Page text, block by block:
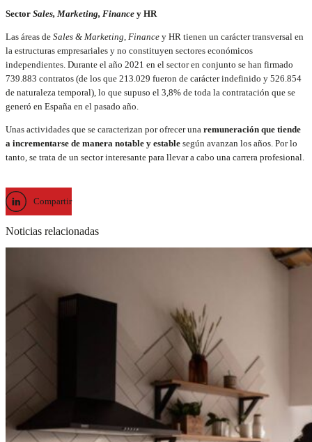
Sector Sales, Marketing, Finance y HR
Las áreas de Sales & Marketing Finance y HR tienen un carácter transversal en
la estructuras empresariales y no constituyen sectores económicos
independientes. Durante el año 2021 en el sector en conjunto se han firmado
739.883 contratos (de los que 213.029 fueron de carácter indefinido y 526.854
de naturaleza temporal), lo que supuso el 3,8% de toda la contratación que se
generó en España en el pasado año.
Unas actividades que se caracterizan por ofrecer una remuneración que tiende
a incrementarse de manera notable y estable según avanzan los años. Por lo
tanto, se trata de un sector interesante para llevar a cabo una carrera profesional.
Compartir
Noticias relacionadas